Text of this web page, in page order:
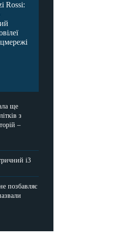
Rossi:
ще
з
–
i3
позбавляє